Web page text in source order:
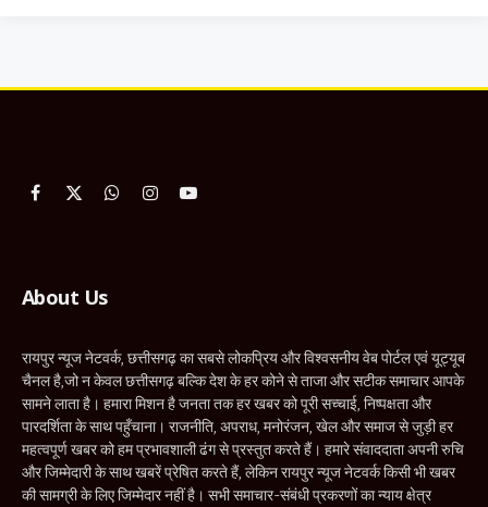
Facebook
X
WhatsApp
InstagramYouTube
About Us
रायपुर न्यूज नेटवर्क, छत्तीसगढ़ का सबसे लोकप्रिय और विश्वसनीय वेब पोर्टल एवं यूट्यूब
चैनल है,जो न केवल छत्तीसगढ़ बल्कि देश के हर कोने से ताजा और सटीक समाचार आपके
सामने लाता है। हमारा मिशन है जनता तक हर खबर को पूरी सच्चाई, निष्पक्षता और
पारदर्शिता के साथ पहुँचाना। राजनीति, अपराध, मनोरंजन, खेल और समाज से जुड़ी हर
महत्वपूर्ण खबर को हम प्रभावशाली ढंग से प्रस्तुत करते हैं। हमारे संवाददाता अपनी रुचि
और जिम्मेदारी के साथ खबरें प्रेषित करते हैं, लेकिन रायपुर न्यूज नेटवर्क किसी भी खबर
की सामग्री के लिए जिम्मेदार नहीं है। सभी समाचार-संबंधी प्रकरणों का न्याय क्षेत्र